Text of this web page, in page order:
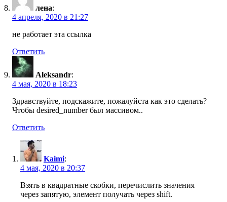
лена:
4 апреля, 2020 в 21:27
не работает эта ссылка
Ответить
Aleksandr:
4 мая, 2020 в 18:23
Здравствуйте, подскажите, пожалуйста как это сделать?
Чтобы desired_number был массивом..
Ответить
Kaimi:
4 мая, 2020 в 20:37
Взять в квадратные скобки, перечислить значения
через запятую, элемент получать через shift.